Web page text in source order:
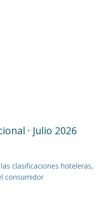
· Julio 2026